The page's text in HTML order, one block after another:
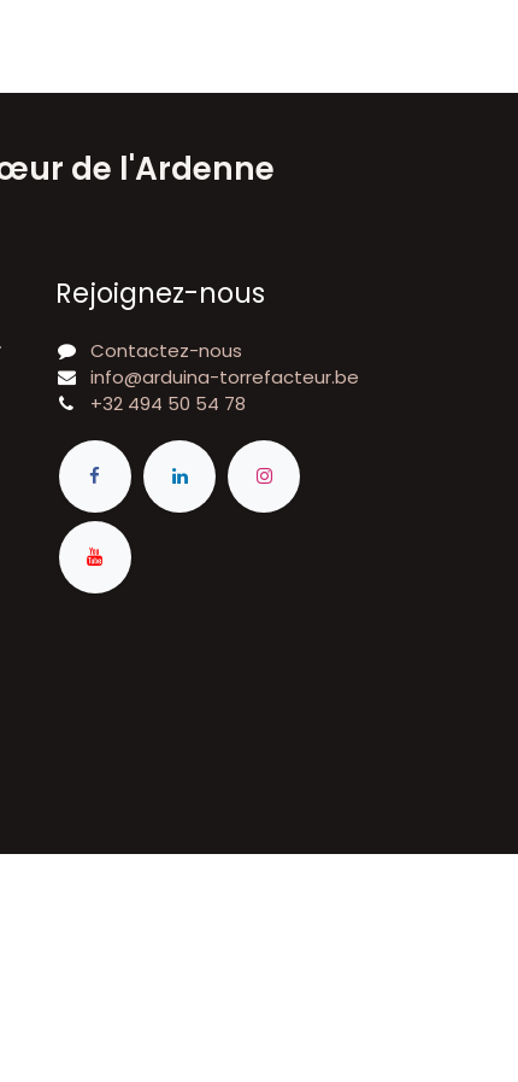
Rejoignez-nous
Contactez-nous
info@arduina-torrefacteur.be
+32 494 50 54 78
de l'Ardenne